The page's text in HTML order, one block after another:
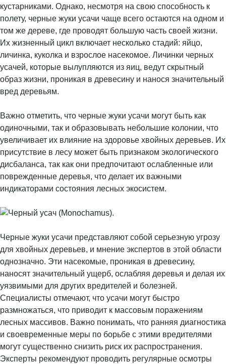
кустарниками. Однако, несмотря на свою способность к
полету, черные жуки усачи чаще всего остаются на одном и
том же дереве, где проводят большую часть своей жизни.
Их жизненный цикл включает несколько стадий: яйцо,
личинка, куколка и взрослое насекомое. Личинки черных
усачей, которые вылупляются из яиц, ведут скрытный
образ жизни, проникая в древесину и нанося значительный
вред деревьям.
Важно отметить, что черные жуки усачи могут быть как
одиночными, так и образовывать небольшие колонии, что
увеличивает их влияние на здоровье хвойных деревьев. Их
присутствие в лесу может быть признаком экологического
дисбаланса, так как они предпочитают ослабленные или
поврежденные деревья, что делает их важными
индикаторами состояния лесных экосистем.
Черные жуки усачи представляют собой серьезную угрозу
для хвойных деревьев, и мнение экспертов в этой области
однозначно. Эти насекомые, проникая в древесину,
наносят значительный ущерб, ослабляя деревья и делая их
уязвимыми для других вредителей и болезней.
Специалисты отмечают, что усачи могут быстро
размножаться, что приводит к массовым поражениям
лесных массивов. Важно понимать, что ранняя диагностика
и своевременные меры по борьбе с этими вредителями
могут существенно снизить риск их распространения.
Эксперты рекомендуют проводить регулярные осмотры